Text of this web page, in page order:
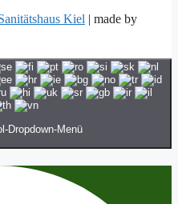
Kiel | made by